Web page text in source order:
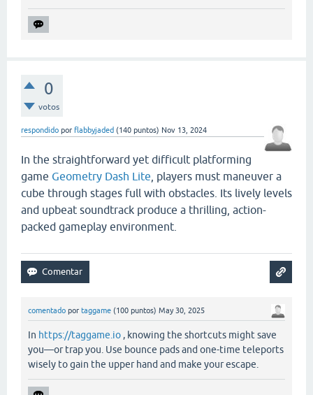
0
votos
respondido por flabbyjaded (140 puntos) Nov 13, 2024
In the straightforward yet difficult platforming
game Geometry Dash Lite , players must maneuver a
cube through stages full with obstacles. Its lively levels
and upbeat soundtrack produce a thrilling, action-
packed gameplay environment.
comentado por taggame (100 puntos) May 30, 2025
In https://taggame.io , knowing the shortcuts might save
you—or trap you. Use bounce pads and one-time teleports
wisely to gain the upper hand and make your escape.